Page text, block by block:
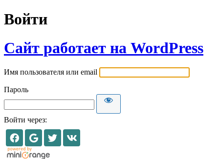
Войти
Сайт работает на WordPress
Имя пользователя или email
Пароль
Войти через: